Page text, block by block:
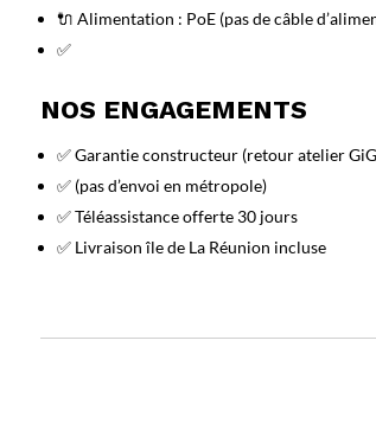
🔌 Alimentation : PoE (pas de câble
✅
NOS ENGAGEMENTS
✅ Garantie constructeur (retour atelier
✅ (pas d’envoi en métropole)
✅ Téléassistance offerte 30 jours
✅ Livraison île de La Réunion incluse